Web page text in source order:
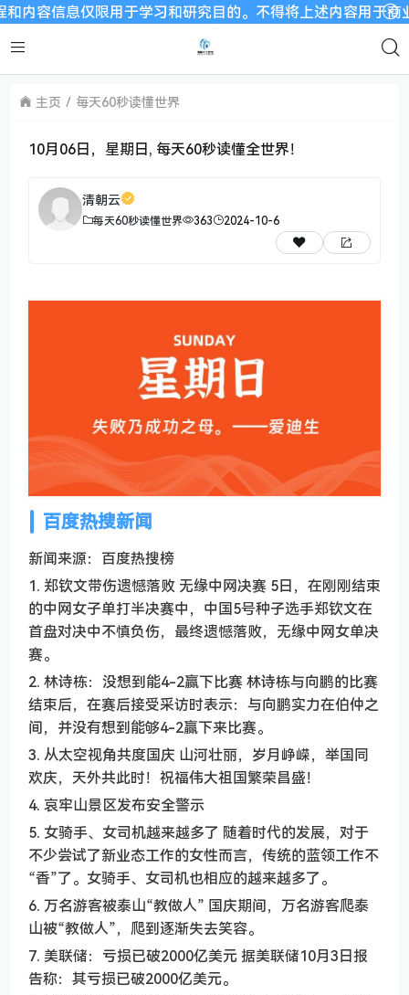
信息仅限用于学习和研究目的。不得将上述内容用于商业或
主页 每天60秒读懂世界
10月06日，星期日, 每天60秒读懂全世界！
清朝云
每天60秒读懂世界 363 2024-10-6
百度热搜新闻
新闻来源：百度热搜榜
1. 郑钦文带伤遗憾落败 无缘中网决赛 5日，在刚刚结束
的中网女子单打半决赛中，中国5号种子选手郑钦文在
首盘对决中不慎负伤，最终遗憾落败，无缘中网女单决
赛。
2. 林诗栋：没想到能4-2赢下比赛 林诗栋与向鹏的比赛
结束后，在赛后接受采访时表示：与向鹏实力在伯仲之
间，并没有想到能够4-2赢下来比赛。
3. 从太空视角共度国庆 山河壮丽，岁月峥嵘，举国同
欢庆，天外共此时！祝福伟大祖国繁荣昌盛！
4. 哀牢山景区发布安全警示
5. 女骑手、女司机越来越多了 随着时代的发展，对于
不少尝试了新业态工作的女性而言，传统的蓝领工作不
“香”了。女骑手、女司机也相应的越来越多了。
6. 万名游客被泰山“教做人” 国庆期间，万名游客爬泰
山被“教做人”，爬到逐渐失去笑容。
7. 美联储：亏损已破2000亿美元 据美联储10月3日报
告称：其亏损已破2000亿美元。